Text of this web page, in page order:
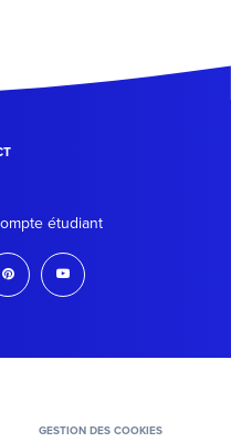
étudiant
pinterest youtube
GESTION DES COOKIES